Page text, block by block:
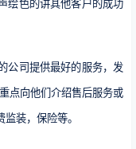
绘色的讲其他客户的成功
公司提供最好的服务，发
点向他们介绍售后服务或
装，保险等。